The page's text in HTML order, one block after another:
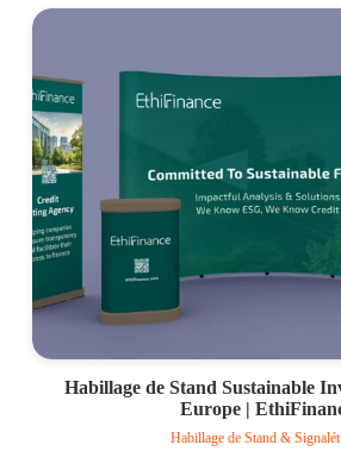
Habillage de Stand Sustainable
Europe |
Habillage de Stand &